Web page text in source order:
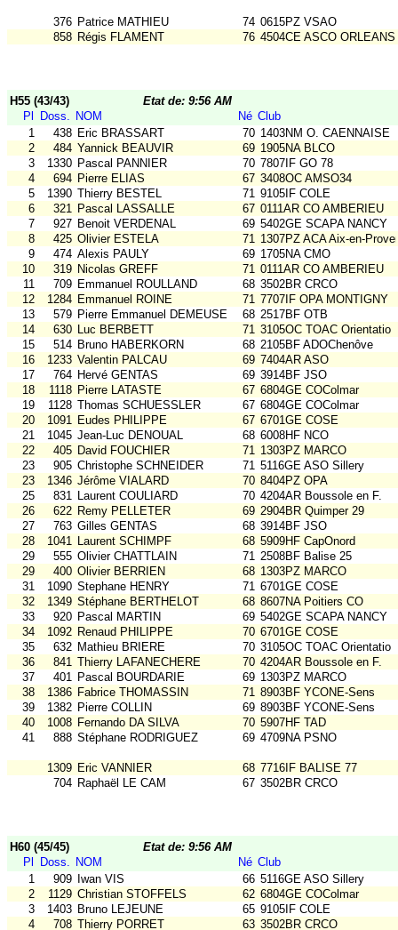
376 Patrice MATHIEU 74 0615PZ VSAO
858 Régis FLAMENT 76 4504CE ASCO ORLEANS
H55 (43/43)
Etat de: 9:56 AM
Pl
Doss. NOM Né Club
1
438 Eric BRASSART 70 1403NM O. CAENNAISE
2
484 Yannick BEAUVIR 69 1905NA BLCO
3
1330 Pascal PANNIER 70 7807IF GO 78
4
694 Pierre ELIAS 67 3408OC AMSO34
5
1390 Thierry BESTEL 71 9105IF COLE
6
321 Pascal LASSALLE 67 0111AR CO AMBERIEU
7
927 Benoit VERDENAL 69 5402GE SCAPA NANCY
8
425 Olivier ESTELA 71 1307PZ ACA Aix-en-
9
474 Alexis PAULY 69 1705NA CMO
10
319 Nicolas GREFF 71 0111AR CO AMBERIEU
11
709 Emmanuel ROULLAND 68 3502BR CRCO
12
1284 Emmanuel ROINE 71 7707IF OPA MONTIGNY
13
579 Pierre Emmanuel DEMEUSE 68 2517BF OTB
14
630 Luc BERBETT 71 3105OC TOAC Orientatio
15
514 Bruno HABERKORN 68 2105BF ADOChenôve
16
1233 Valentin PALCAU 69 7404AR ASO
17
764 Hervé GENTAS 69 3914BF JSO
18
1118 Pierre LATASTE 67 6804GE COColmar
19
1128 Thomas SCHUESSLER 67 6804GE COColmar
20
1091 Eudes PHILIPPE 67 6701GE COSE
21
1045 Jean-Luc DENOUAL 68 6008HF NCO
22
405 David FOUCHIER 71 1303PZ MARCO
23
905 Christophe SCHNEIDER 71 5116GE ASO Sillery
23
1346 Jérôme VIALARD 70 8404PZ OPA
25
831 Laurent COULIARD 70 4204AR Boussole en F.
26
622 Remy PELLETER 69 2904BR Quimper 29
27
763 Gilles GENTAS 68 3914BF JSO
28
1041 Laurent SCHIMPF 68 5909HF CapOnord
29
555 Olivier CHATTLAIN 71 2508BF Balise 25
29
400 Olivier BERRIEN 68 1303PZ MARCO
31
1090 Stephane HENRY 71 6701GE COSE
32
1349 Stéphane BERTHELOT 68 8607NA Poitiers CO
33
920 Pascal MARTIN 69 5402GE SCAPA NANCY
34
1092 Renaud PHILIPPE 70 6701GE COSE
35
632 Mathieu BRIERE 70 3105OC TOAC Orientatio
36
841 Thierry LAFANECHERE 70 4204AR Boussole en F.
37
401 Pascal BOURDARIE 69 1303PZ MARCO
38
1386 Fabrice THOMASSIN 71 8903BF YCONE-Sens
39
1382 Pierre COLLIN 69 8903BF YCONE-Sens
40
1008 Fernando DA SILVA 70 5907HF TAD
41
888 Stéphane RODRIGUEZ 69 4709NA PSNO
1309 Eric VANNIER 68 7716IF BALISE 77
704 Raphaël LE CAM 67 3502BR CRCO
H60 (45/45)
Etat de: 9:56 AM
Pl
Doss. NOM Né Club
1
909 Iwan VIS 66 5116GE ASO Sillery
2
1129 Christian STOFFELS 62 6804GE COColmar
3
1403 Bruno LEJEUNE 65 9105IF COLE
4
708 Thierry PORRET 63 3502BR CRCO